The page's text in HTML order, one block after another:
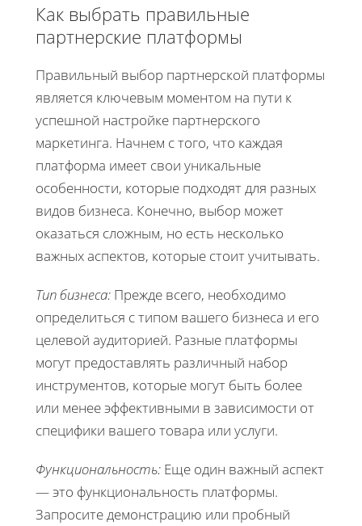
Как выбрать правильные
партнерские платформы
Правильный выбор партнерской платформы
является ключевым моментом на пути к
успешной настройке партнерского
маркетинга. Начнем с того, что каждая
платформа имеет свои уникальные
особенности, которые подходят для разных
видов бизнеса. Конечно, выбор может
оказаться сложным, но есть несколько
важных аспектов, которые стоит учитывать.
Тип бизнеса: Прежде всего, необходимо
определиться с типом вашего бизнеса и его
целевой аудиторией. Разные платформы
могут предоставлять различный набор
инструментов, которые могут быть более
или менее эффективными в зависимости от
специфики вашего товара или услуги.
Функциональность: Еще один важный аспект
— это функциональность платформы.
Запросите демонстрацию или пробный